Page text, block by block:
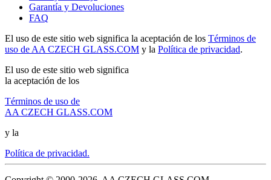
Garantía y Devoluciones
FAQ
El uso de este sitio web significa la aceptación de los Términos de
uso de AA CZECH GLASS.COM y la Política de privacidad.
El uso de este sitio web significa
la aceptación de los
Términos de uso de
AA CZECH GLASS.COM
y la
Política de privacidad.